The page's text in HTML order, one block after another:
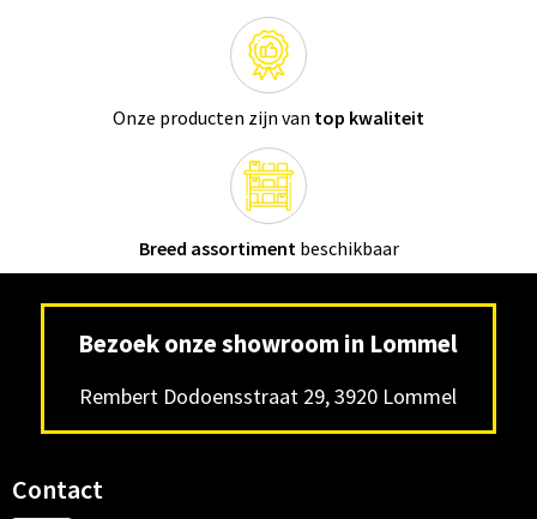
Onze producten zijn van top kwaliteit
Breed assortiment beschikbaar
Bezoek onze showroom in Lommel
Rembert Dodoensstraat 29, 3920 Lommel
Contact